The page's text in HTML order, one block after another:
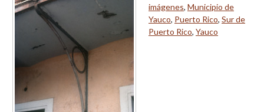
imágenes, Municipio de
Yauco, Puerto Rico, Sur de
Puerto Rico, Yauco